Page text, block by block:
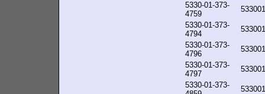
5330-01-373-
4759
5330-01-373-
4794
5330-01-373-
4796
5330-01-373-
4797
5330-01-373-